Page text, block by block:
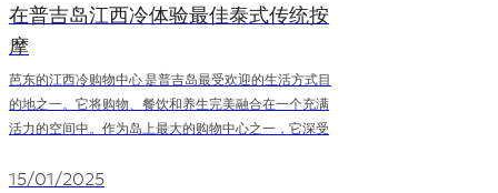
在普吉岛江西冷体验最佳泰式传统按
摩
芭东的江西冷购物中心 是普吉岛最受欢迎的生活方式目
的地之一。它将购物、餐饮和养生完美融合在一个充满
活力的空间中。作为岛上最大的购物中心之一，它深受
择。在普吉岛，体验一次正宗的泰式按摩是必不可少的
15/01/2025